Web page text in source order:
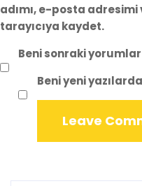
adımı, e-posta
tarayıcıya kaydet.
Beni sonraki
Beni yeni